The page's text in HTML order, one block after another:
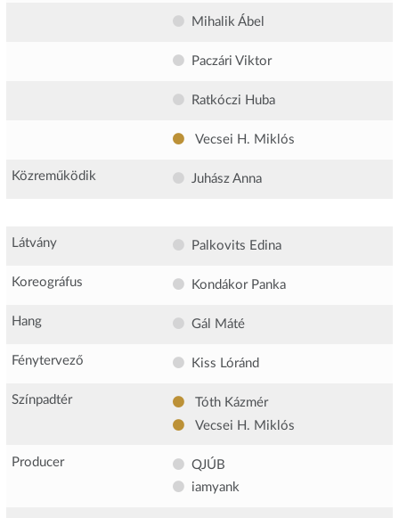
Mihalik Ábel
Paczári Viktor
Ratkóczi Huba
Vecsei H. Miklós
Közreműködik Juhász Anna
Látvány Palkovits Edina
Koreográfus Kondákor Panka
Hang Gál Máté
Fénytervező Kiss Lóránd
Színpadtér
Tóth Kázmér
Vecsei H. Miklós
Producer
QJÚB
iamyank